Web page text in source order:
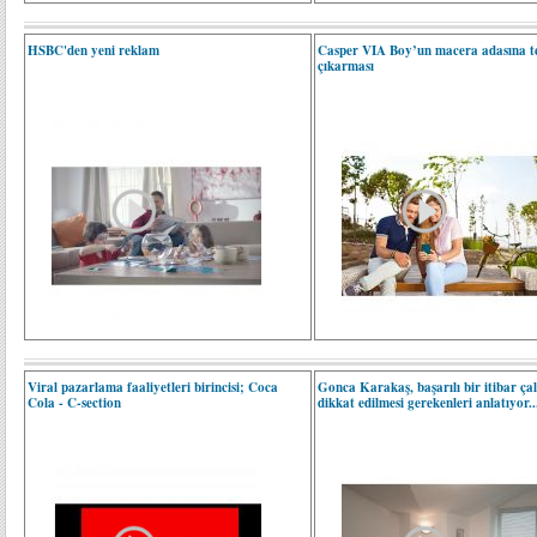
HSBC'den yeni reklam
Casper VIA Boy’un macera adasına
çıkarması
Viral pazarlama faaliyetleri birincisi; Coca
Cola - C-section
Gonca Karakaş, başarılı bir itibar
dikkat edilmesi gerekenleri